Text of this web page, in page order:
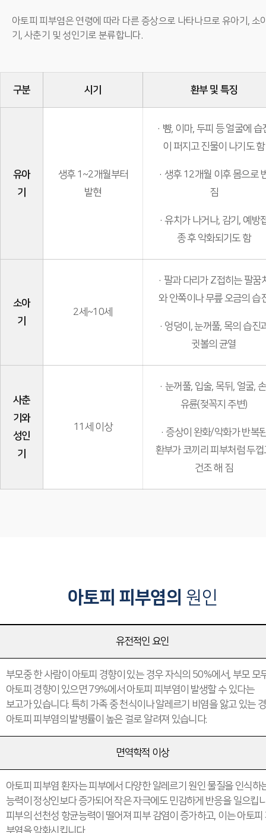
아토피 피부염은 연령에 따라 다른 증상으로 나타나므로 유아기, 소
기, 사춘기 및 성인기로 분류합니다.
구분 시기 환부 및 특징
유아
기
생후 1~2개월부터
발현
· 뺨, 이마, 두피 등 얼굴에 습
이 퍼지고 진물이 나기도 함
· 생후 12개월 이후 몸으로
짐
· 유치가 나거나, 감기, 예방
종 후 악화되기도 함
소아
기
2세~10세
· 팔과 다리가 Z접히는 팔꿈
와 안쪽이나 무릎 오금의 습
· 엉덩이, 눈꺼풀, 목의 습진
귓볼의 균열
사춘
기와
성인
기
11세 이상
· 눈꺼풀, 입술, 목뒤, 얼굴,
유륜(젖꼭지 주변)
· 증상이 완화/악화가 반복
환부가 코끼리 피부처럼 두껍
건조 해 짐
아토피 피부염의 원인
유전적인 요인
부모중 한 사람이 아토피 경향이 있는 경우 자식의 50%에서, 부모 모
아토피 경향이 있으면 79%에서 아토피 피부염이 발생할 수 있다는
보고가 있습니다. 특히 가족 중 천식이나 알레르기 비염을 앓고 있는
아토피 피부염의 발병률이 높은 걸로 알려져 있습니다.
면역학적 이상
아토피 피부염 환자는 피부에서 다양한 알레르기 원인 물질을 인식하
능력이 정상인보다 증가되어 작은 자극에도 민감하게 반응을 일으킵
피부의 선천성 항균능력이 떨어져 피부 감염이 증가하고, 이는 아토피
부염을 악화시킵니다.